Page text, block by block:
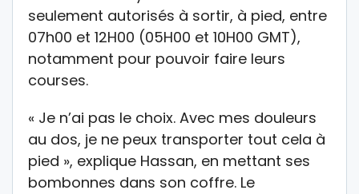
seulement autorisés à sortir, à pied, entre
07h00 et 12H00 (05H00 et 10H00 GMT),
notamment pour pouvoir faire leurs
courses.
« Je n’ai pas le choix. Avec mes douleurs
au dos, je ne peux transporter tout cela à
pied », explique Hassan, en mettant ses
bombonnes dans son coffre. Le